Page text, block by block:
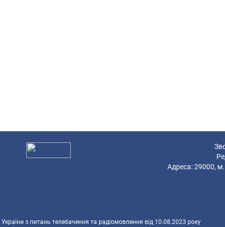
Адреса: 29000, м.
з питань телебачення та радіомовлення від 10.08.2023 року